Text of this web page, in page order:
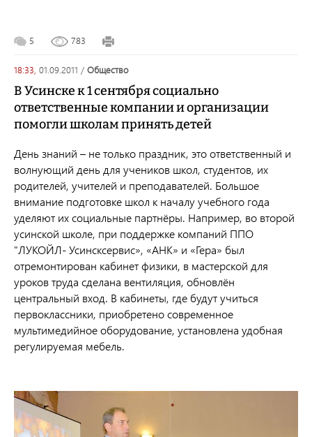
5 783
18:33, 01.09.2011 / общество
В Усинске к 1 сентября социально
ответственные компании и организации
помогли школам принять детей
День знаний – не только праздник, это ответственный и
волнующий день для учеников школ, студентов, их
родителей, учителей и преподавателей. Большое
внимание подготовке школ к началу учебного года
уделяют их социальные партнёры. Например, во второй
усинской школе, при поддержке компаний ППО
"ЛУКОЙЛ- Усинсксервис», «АНК» и «Гера» был
отремонтирован кабинет физики, в мастерской для
уроков труда сделана вентиляция, обновлён
центральный вход. В кабинеты, где будут учиться
первоклассники, приобретено современное
мультимедийное оборудование, установлена удобная
регулируемая мебель.